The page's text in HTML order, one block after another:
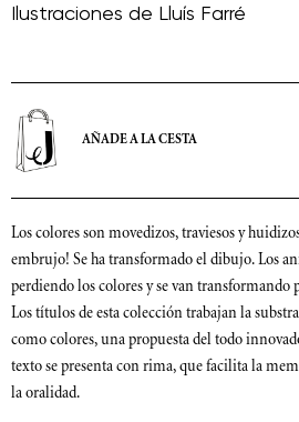
Ilustraciones de Lluís Farré
AÑADE A LA CESTA
Los colores son movedizos, traviesos y
embrujo! Se ha transformado el dibujo. Los
perdiendo los colores y se van transformando
Los títulos de esta colección trabajan la
como colores, una propuesta del todo
texto se presenta con rima, que facilita la
la oralidad.